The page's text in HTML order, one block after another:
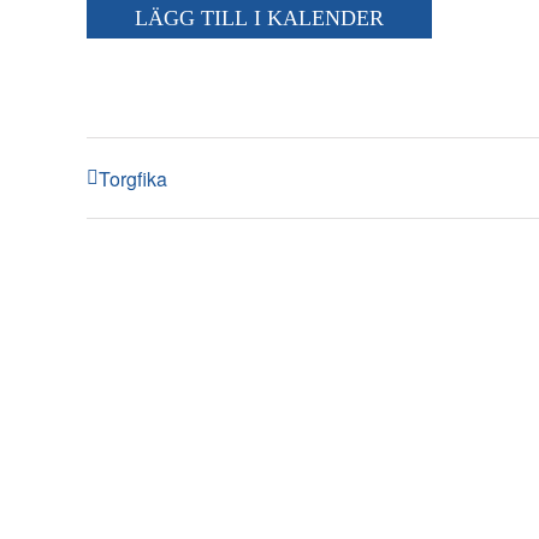
LÄGG TILL I KALENDER
Torgfika